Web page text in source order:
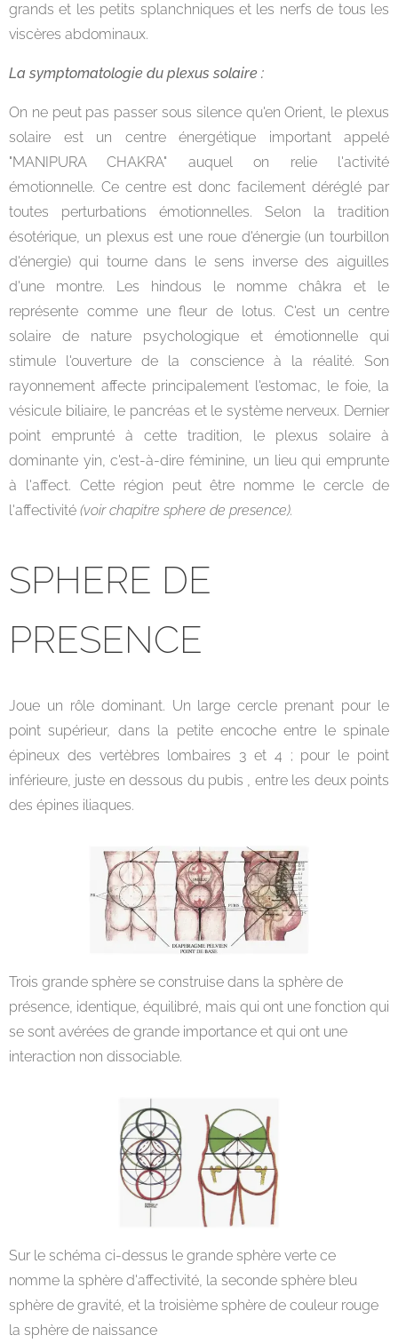
grands et les petits splanchniques et les nerfs de tous les
viscères abdominaux.
La symptomatologie du plexus solaire :
On ne peut pas passer sous silence qu'en Orient, le plexus
solaire est un centre énergétique important appelé
"MANIPURA CHAKRA" auquel on relie l'activité
émotionnelle. Ce centre est donc facilement déréglé par
toutes perturbations émotionnelles. Selon la tradition
ésotérique, un plexus est une roue d'énergie (un tourbillon
d'énergie) qui tourne dans le sens inverse des aiguilles
d'une montre. Les hindous le nomme châkra et le
représente comme une fleur de lotus. C'est un centre
solaire de nature psychologique et émotionnelle qui
stimule l'ouverture de la conscience à la réalité. Son
rayonnement affecte principalement l'estomac, le foie, la
vésicule biliaire, le pancréas et le système nerveux. Dernier
point emprunté à cette tradition, le plexus solaire à
dominante yin, c'est-à-dire féminine, un lieu qui emprunte
à l'affect. Cette région peut être nomme le cercle de
l'affectivité (voir chapitre sphere de presence).
SPHERE DE
PRESENCE
Joue un rôle dominant. Un large cercle prenant pour le
point supérieur, dans la petite encoche entre le spinale
épineux des vertèbres lombaires 3 et 4 ; pour le point
inférieure, juste en dessous du pubis , entre les deux points
des épines iliaques.
Trois grande sphère se construise dans la sphère de
présence, identique, équilibré, mais qui ont une fonction qui
se sont avérées de grande importance et qui ont une
interaction non dissociable.
Sur le schéma ci-dessus le grande sphère verte ce
nomme la sphère d'affectivité, la seconde sphère bleu
sphère de gravité, et la troisième sphère de couleur rouge
la sphère de naissance